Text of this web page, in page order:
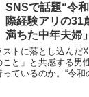
SNSで話題“令
際経験アリの31
満ちた中年夫婦
ストに落とし込んだ
と」と共感する男
ているのか。“令和